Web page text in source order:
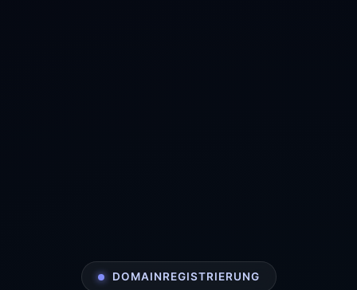
DOMAINREGISTRIERUNG